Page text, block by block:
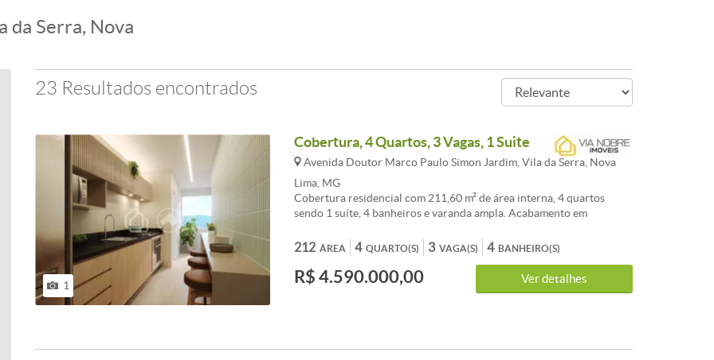
da Serra, Nova
23 Resultados encontrados
1
Cobertura, 4 Quartos, 3 Vagas, 1 Suite
Avenida Doutor Marco Paulo Simon Jardim, Vila da Serra, Nova
Lima, MG
Cobertura residencial com 211,60 m² de área interna, 4 quartos
sendo 1 suíte, 4 banheiros e varanda ampla. Acabamento em
completo para família: varanda gourmet, área de serviço,
cabeamento estruturado, TV a cabo, e aquecimento solar. Conta com
varanda gourmet para convivência, além de segurança 24h, portaria,
cerca elétrica, alarme e interfone. O empreendimento oferece
financiamento e permuta. Localização privilegiada em Vila da Serra,
ÁREA
212 QUARTO(S)
4 VAGA(S)
3 BANHEIRO(S)
4
R$ 4.590.000,00 Ver detalhes